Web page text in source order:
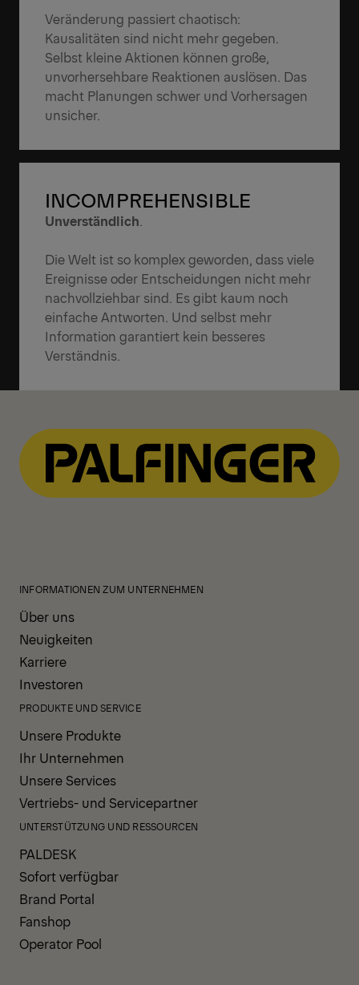
Veränderung passiert chaotisch:
Kausalitäten sind nicht mehr gegeben.
Selbst kleine Aktionen können große,
unvorhersehbare Reaktionen auslösen. Das
macht Planungen schwer und Vorhersagen
unsicher.
INCOMPREHENSIBLE
Unverständlich.
Die Welt ist so komplex geworden, dass viele
Ereignisse oder Entscheidungen nicht mehr
nachvollziehbar sind. Es gibt kaum noch
einfache Antworten. Und selbst mehr
Information garantiert kein besseres
Verständnis.
INFORMATIONEN ZUM UNTERNEHMEN
Über uns
Neuigkeiten
Karriere
Investoren
PRODUKTE UND SERVICE
Unsere Produkte
Ihr Unternehmen
Unsere Services
Vertriebs- und Servicepartner
UNTERSTÜTZUNG UND RESSOURCEN
PALDESK
Sofort verfügbar
Brand Portal
Fanshop
Operator Pool